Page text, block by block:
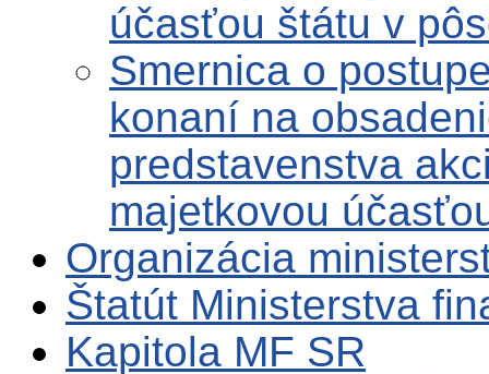
účasťou štátu v
Smernica o
konaní na
predstavenstva
majetkovou
Organizácia
Štatút Ministerstva
Kapitola MF SR